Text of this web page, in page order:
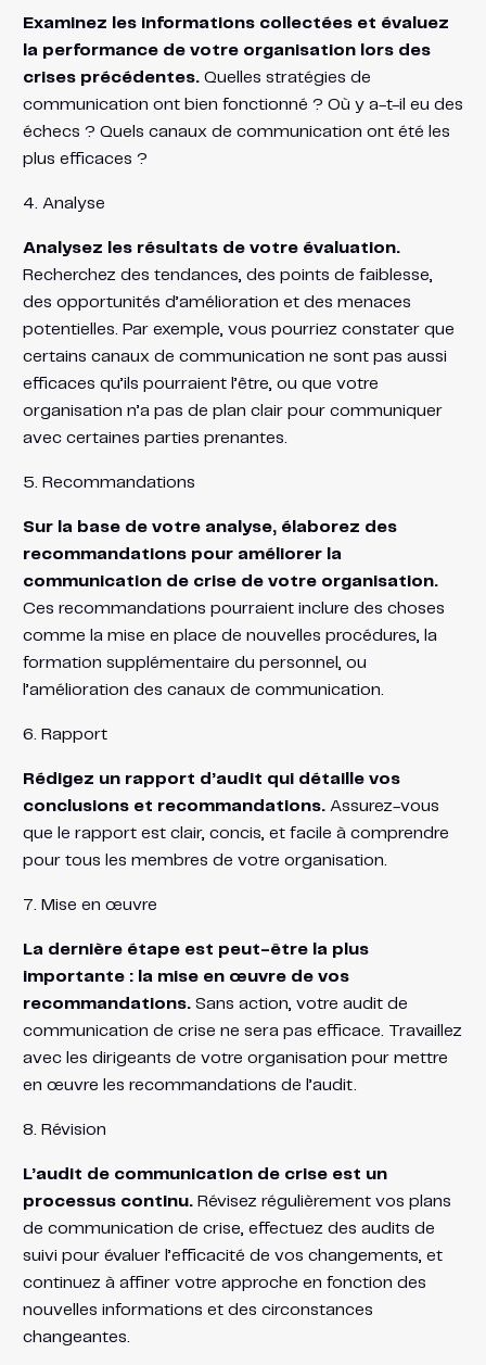
Examinez les informations collectées et évaluez
la performance de votre organisation lors des
crises précédentes.Quelles stratégies de
communication ont bien fonctionné ? Où y a-t-il eu des
échecs ? Quels canaux de communication ont été les
plus efficaces ?
4. Analyse
Analysez les résultats de votre évaluation.
Recherchez des tendances, des points de faiblesse,
des opportunités d’amélioration et des menaces
potentielles. Par exemple, vous pourriez constater que
certains canaux de communication ne sont pas aussi
efficaces qu’ils pourraient l’être, ou que votre
organisation n’a pas de plan clair pour communiquer
avec certaines parties prenantes.
5. Recommandations
Sur la base de votre analyse, élaborez des
recommandations pour améliorer la
communication de crise de votre organisation.
Ces recommandations pourraient inclure des choses
comme la mise en place de nouvelles procédures, la
formation supplémentaire du personnel, ou
l’amélioration des canaux de communication.
6. Rapport
Rédigez un rapport d’audit qui détaille vos
conclusions et recommandations.Assurez-vous
que le rapport est clair, concis, et facile à comprendre
pour tous les membres de votre organisation.
7. Mise en œuvre
La dernière étape est peut-être la plus
importante : la mise en œuvre de vos
recommandations.Sans action, votre audit de
communication de crise ne sera pas efficace. Travaillez
avec les dirigeants de votre organisation pour mettre
en œuvre les recommandations de l’audit.
8. Révision
L’audit de communication de crise est un
processus continu.Révisez régulièrement vos plans
de communication de crise, effectuez des audits de
suivi pour évaluer l’efficacité de vos changements, et
continuez à affiner votre approche en fonction des
nouvelles informations et des circonstances
changeantes.